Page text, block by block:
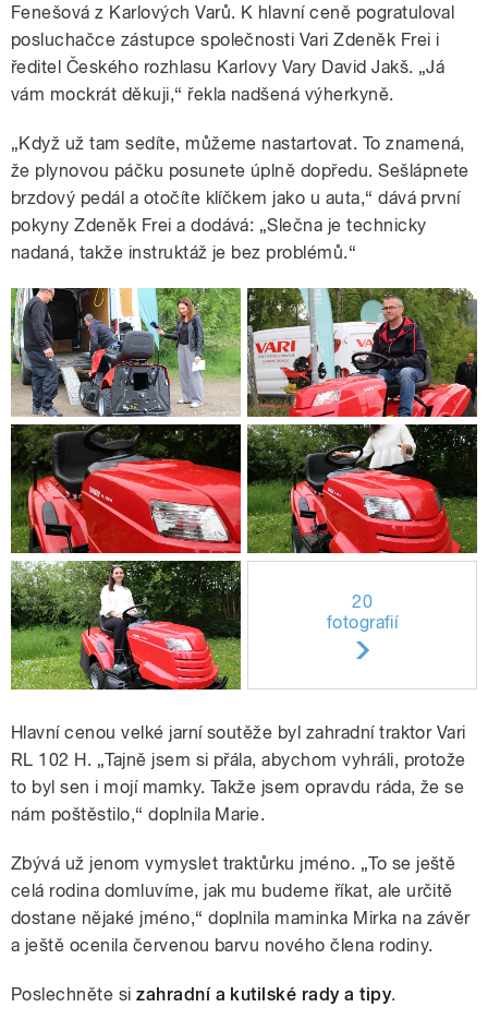
Fenešová z Karlových Varů. K hlavní ceně pogratuloval
posluchačce zástupce společnosti Vari Zdeněk Frei i
ředitel Českého rozhlasu Karlovy Vary David Jakš. „Já
vám mockrát děkuji,“ řekla nadšená výherkyně.
„Když už tam sedíte, můžeme nastartovat. To znamená,
že plynovou páčku posunete úplně dopředu. Sešlápnete
brzdový pedál a otočíte klíčkem jako u auta,“ dává první
pokyny Zdeněk Frei a dodává: „Slečna je technicky
nadaná, takže instruktáž je bez problémů.“
20
fotografií
Hlavní cenou velké jarní soutěže byl zahradní traktor Vari
RL 102 H. „Tajně jsem si přála, abychom vyhráli, protože
to byl sen i mojí mamky. Takže jsem opravdu ráda, že se
nám poštěstilo,“ doplnila Marie.
Zbývá už jenom vymyslet traktůrku jméno. „To se ještě
celá rodina domluvíme, jak mu budeme říkat, ale určitě
dostane nějaké jméno,“ doplnila maminka Mirka na závěr
a ještě ocenila červenou barvu nového člena rodiny.
Poslechněte sizahradní a kutilské rady a tipy.